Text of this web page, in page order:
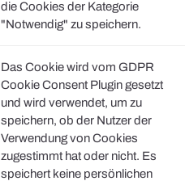
die Cookies der Kategorie
"Notwendig" zu speichern.
Das Cookie wird vom GDPR
Cookie Consent Plugin gesetzt
und wird verwendet, um zu
speichern, ob der Nutzer der
Verwendung von Cookies
zugestimmt hat oder nicht. Es
speichert keine persönlichen